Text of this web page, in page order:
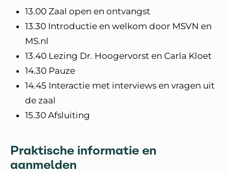
13.00 Zaal open en ontvangst
13.30 Introductie en welkom door MSVN en
MS.nl
13.40 Lezing Dr. Hoogervorst en Carla Kloet
14.30 Pauze
14.45 Interactie met interviews en vragen uit
de zaal
15.30 Afsluiting
Praktische informatie en
aanmelden